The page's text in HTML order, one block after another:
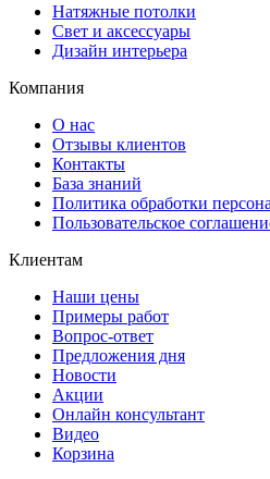
Натяжные потолки
Свет и аксессуары
Дизайн интерьера
Компания
О нас
Отзывы клиентов
Контакты
База знаний
Политика обработки
Пользовательское
Клиентам
Наши цены
Примеры работ
Вопрос-ответ
Предложения дня
Новости
Акции
Онлайн консультант
Видео
Корзина